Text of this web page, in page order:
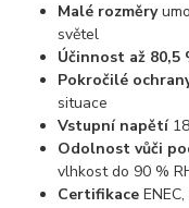
Malé rozměry
světel
Účinnost až 80,5
Pokročilé
situace
Vstupní napětí
Odolnost vůči
vlhkost do 90 %
Certifikace